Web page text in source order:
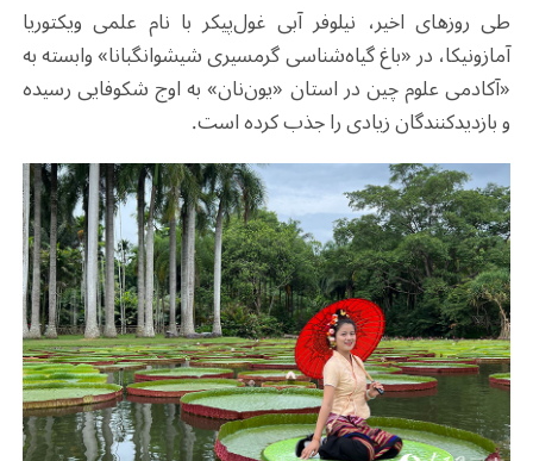
طی روزهای اخیر، نیلوفر آبی غول‌پیکر با نام علمی ویکتوریا
آمازونیکا، در «باغ گیاه‌شناسی گرمسیری شیشوانگبانا» وابسته به
«آکادمی علوم چین‌ در استان «یون‌نان» به اوج شکوفایی رسیده
و بازدیدکنندگان زیادی را جذب کرده است.